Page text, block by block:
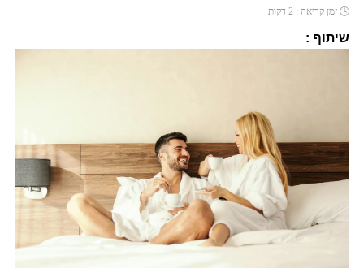
🕓 זמן קריאה : 2 דקות
שיתוף :